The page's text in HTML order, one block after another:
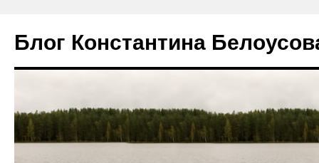
Блог Константина